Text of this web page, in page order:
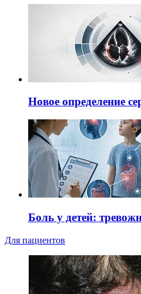
Новое определение
Боль у детей:
Для пациентов